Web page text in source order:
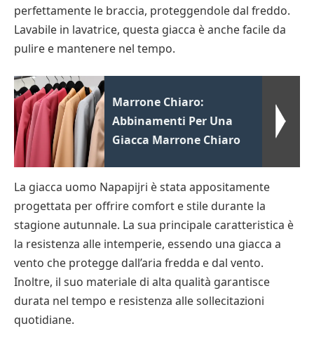
perfettamente le braccia, proteggendole dal freddo.
Lavabile in lavatrice, questa giacca è anche facile da
pulire e mantenere nel tempo.
Marrone Chiaro:
Abbinamenti Per Una
Giacca Marrone Chiaro
La giacca uomo Napapijri è stata appositamente
progettata per offrire comfort e stile durante la
stagione autunnale. La sua principale caratteristica è
la resistenza alle intemperie, essendo una giacca a
vento che protegge dall’aria fredda e dal vento.
Inoltre, il suo materiale di alta qualità garantisce
durata nel tempo e resistenza alle sollecitazioni
quotidiane.